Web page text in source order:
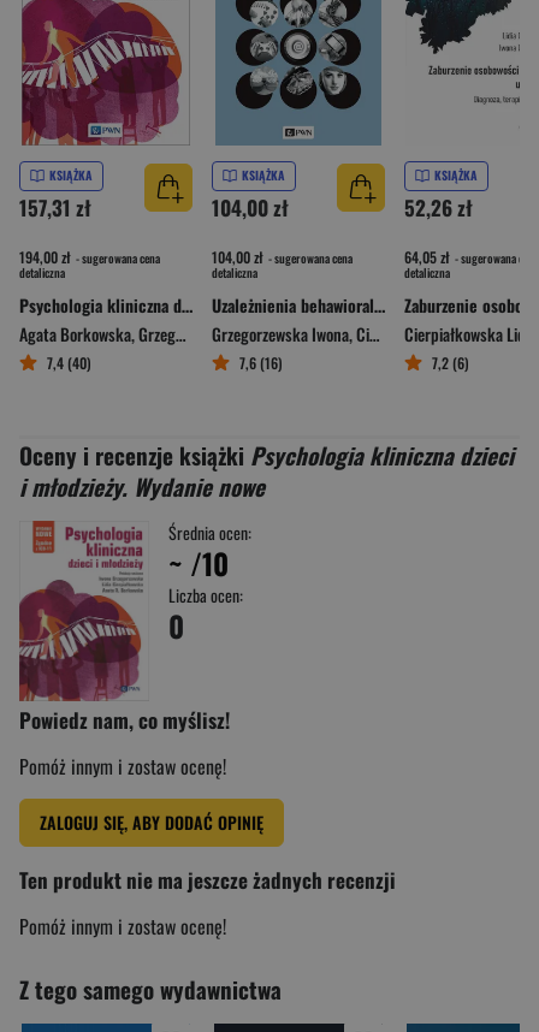
KSIĄŻKA
157,31 zł
194,00 zł - sugerowana cena
detaliczna
Psychologia kliniczna dzieci i młodzieży
Agata Borkowska,Grzegorzewska Iwona ,Cierpiałkowska Lidia
7,4 (40)
KSIĄŻKA
104,00 zł
104,00 zł - sugerowana cena
detaliczna
Uzależnienia behawioralne
Grzegorzewska Iwona,Cierpiałkowska Lidia
7,6 (16)
KSIĄŻKA
52,26 zł
64,05 zł - sugerowana cena
detaliczna
Cierpiałkowska Lidia
7,2 (6)
Oceny i recenzje książki Psychologia kliniczna dzieci
i młodzieży. Wydanie nowe
Średnia ocen:
~ /10
Liczba ocen:
0
Powiedz nam, co myślisz!
Pomóż innym i zostaw ocenę!
ZALOGUJ SIĘ, ABY DODAĆ OPINIĘ
Ten produkt nie ma jeszcze żadnych recenzji
Pomóż innym i zostaw ocenę!
Z tego samego wydawnictwa